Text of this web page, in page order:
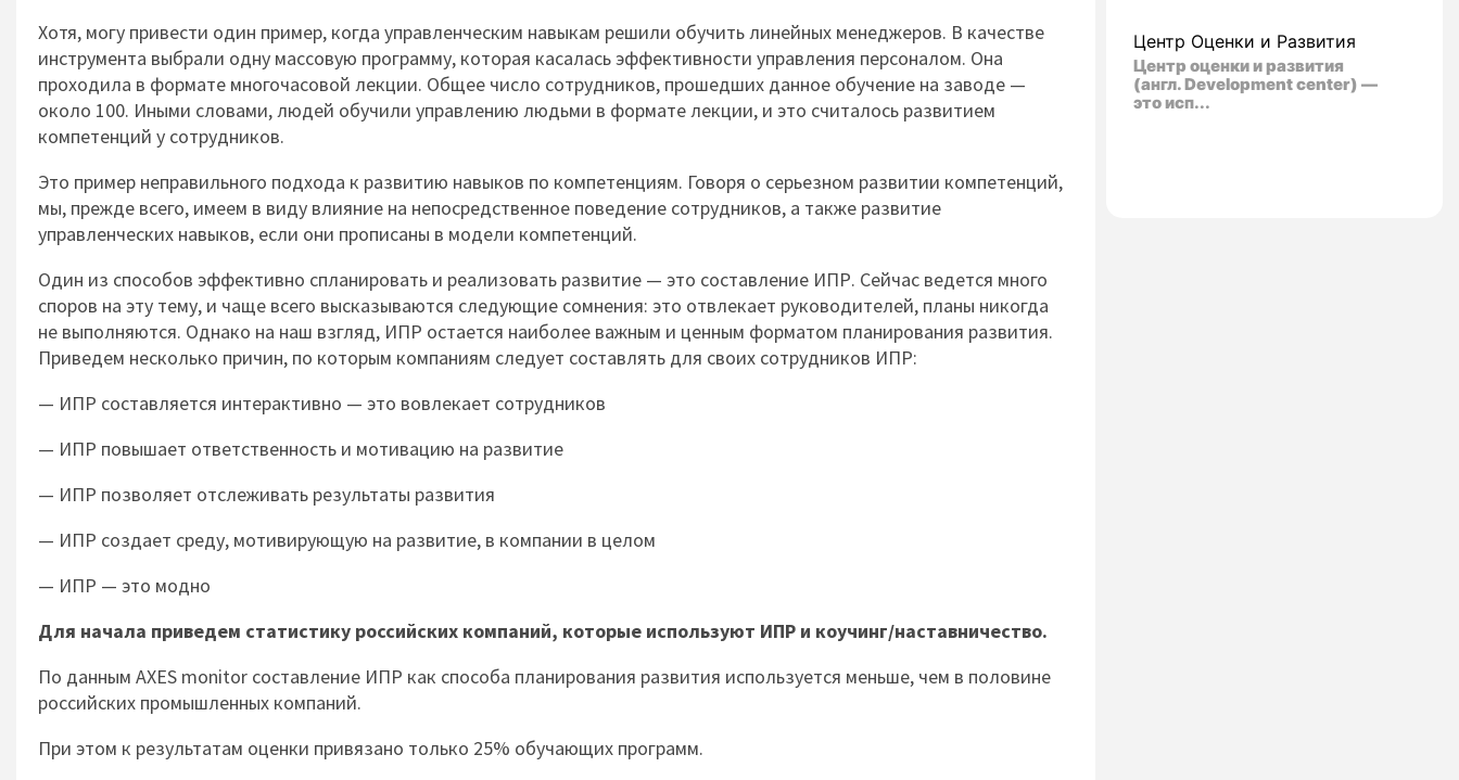
Хотя, могу привести один пример, когда управленческим навыкам решили обучить линейных менеджеров. В качестве
инструмента выбрали одну массовую программу, которая касалась эффективности управления персоналом. Она
проходила в формате многочасовой лекции. Общее число сотрудников, прошедших данное обучение на заводе —
около 100. Иными словами, людей обучили управлению людьми в формате лекции, и это считалось развитием
компетенций у сотрудников.
Это пример неправильного подхода к развитию навыков по компетенциям. Говоря о серьезном развитии компетенций,
мы, прежде всего, имеем в виду влияние на непосредственное поведение сотрудников, а также развитие
управленческих навыков, если они прописаны в модели компетенций.
Один из способов эффективно спланировать и реализовать развитие — это составление ИПР. Сейчас ведется много
споров на эту тему, и чаще всего высказываются следующие сомнения: это отвлекает руководителей, планы никогда
не выполняются. Однако на наш взгляд, ИПР остается наиболее важным и ценным форматом планирования развития.
Приведем несколько причин, по которым компаниям следует составлять для своих сотрудников ИПР:
— ИПР составляется интерактивно — это вовлекает сотрудников
— ИПР повышает ответственность и мотивацию на развитие
— ИПР позволяет отслеживать результаты развития
— ИПР создает среду, мотивирующую на развитие, в компании в целом
— ИПР — это модно
Для начала приведем статистику российских компаний, которые используют ИПР и коучинг/наставничество.
По данным AXES monitor составление ИПР как способа планирования развития используется меньше, чем в половине
российских промышленных компаний.
При этом к результатам оценки привязано только 25% обучающих программ.
Центр Оценки и Развития
Центр оценки и развития
(англ. Development center) —
это исп...